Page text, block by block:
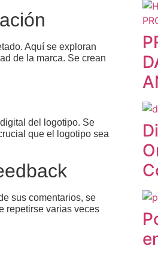
Aquí se exploran
de la marca. Se crean
del logotipo. Se
que el logotipo sea
sus comentarios, se
repetirse varias veces